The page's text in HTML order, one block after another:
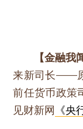
【金融我
来新司长——
前任货币政策
见财新网 《央